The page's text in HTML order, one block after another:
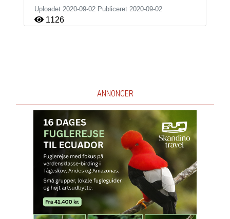
Uploadet 2020-09-02 Publiceret 2020-09-02
1126
ANNONCER